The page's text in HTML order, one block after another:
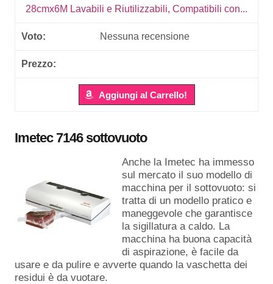
28cmx6M Lavabili e Riutilizzabili, Compatibili con...
Nessuna recensione
Aggiungi al Carrello!
Imetec 7146 sottovuoto
Anche la Imetec ha immesso
sul mercato il suo modello di
macchina per il sottovuoto: si
tratta di un modello pratico e
maneggevole che garantisce
la sigillatura a caldo. La
macchina ha buona capacità
di aspirazione, è facile da
usare e da pulire e avverte quando la vaschetta dei
residui è da vuotare.